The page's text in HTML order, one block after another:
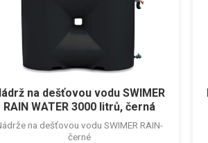
na dešťovou vodu SWIMER
RAIN WATER 3000 litrů, černá
na dešťovou vodu SWIMER RAIN-
černé